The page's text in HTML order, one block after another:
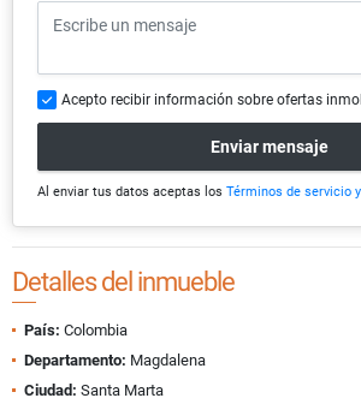
Acepto recibir información sobre ofertas
Enviar mensaje
Al enviar tus datos aceptas los Términos de servicio
Detalles del inmueble
País: Colombia
Departamento: Magdalena
Ciudad: Santa Marta